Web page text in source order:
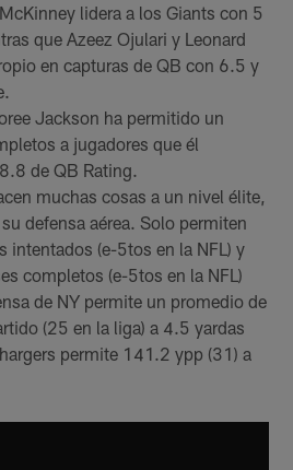
lidera a los Giants con 5
que Azeez Ojulari y Leonard
en capturas de QB con 6.5 y
Jackson ha permitido un
a jugadores que él
de QB Rating.
muchas cosas a un nivel élite,
defensa aérea. Solo permiten
intentados (e-5tos en la NFL) y
completos (e-5tos en la NFL)
de NY permite un promedio de
(25 en la liga) a 4.5 yardas
permite 141.2 ypp (31) a